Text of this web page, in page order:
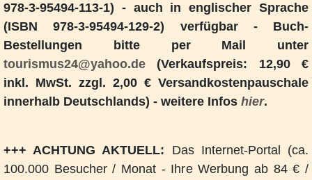
978-3-95494-113-1) - auch in englischer Sprache
(ISBN 978-3-95494-129-2) verfügbar - Buch-
Bestellungen bitte per Mail unter
tourismus24@yahoo.de (Verkaufspreis: 12,90 €
inkl. MwSt. zzgl. 2,00 € Versandkostenpauschale
innerhalb Deutschlands) - weitere Infos hier.
+++ ACHTUNG AKTUELL: Das Internet-Portal (ca.
100.000 Besucher / Monat - Ihre Werbung ab 84 € /